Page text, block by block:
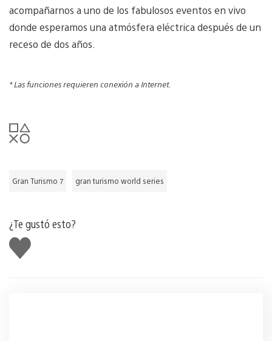
acompañarnos a uno de los fabulosos eventos en vivo
donde esperamos una atmósfera eléctrica después de un
receso de dos años.
* Las funciones requieren conexión a Internet.
Gran Turismo 7 gran turismo world series
¿Te gustó esto?
Me
gusta